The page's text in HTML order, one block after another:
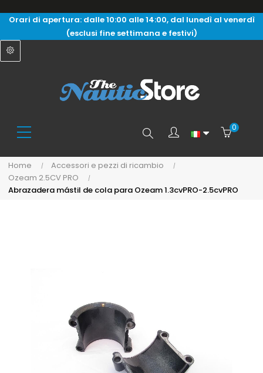
Orari di apertura: dalle 10:00 alle 14:00, dal lunedì al venerdì
(esclusi fine settimana e festivi)
Search 0
Home
Accessori e pezzi di ricambio
Ozeam 2.5CV PRO
Abrazadera mástil de cola para Ozeam 1.3cvPRO-2.5cvPRO